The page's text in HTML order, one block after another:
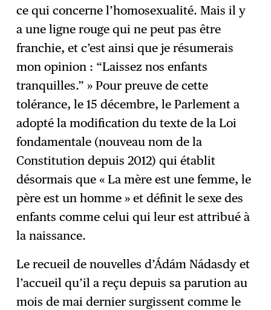
ce qui concerne l’homosexualité. Mais il y
a une ligne rouge qui ne peut pas être
franchie, et c’est ainsi que je résumerais
mon opinion : “Laissez nos enfants
tranquilles.” » Pour preuve de cette
tolérance, le 15 décembre, le Parlement a
adopté la modification du texte de la Loi
fondamentale (nouveau nom de la
Constitution depuis 2012) qui établit
désormais que « La mère est une femme, le
père est un homme » et définit le sexe des
enfants comme celui qui leur est attribué à
la naissance.
Le recueil de nouvelles d’Ádám Nádasdy et
l’accueil qu’il a reçu depuis sa parution au
mois de mai dernier surgissent comme le